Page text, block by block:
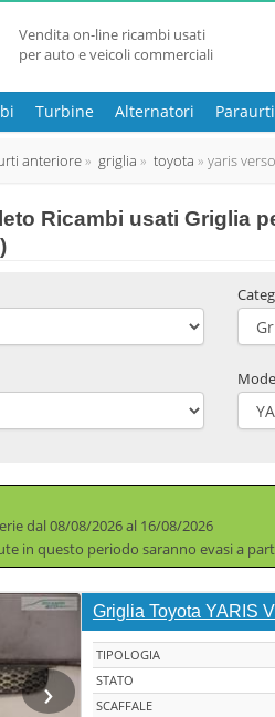
Vendita on-line ricambi usati
per auto e veicoli commerciali
Turbine Alternatori Paraurti
anteriore griglia toyota yaris
Ricambi usati Griglia
dal 08/08/2026 al 16/08/2026
in questo periodo saranno evasi a
›
Griglia Toyota YARIS
TIPOLOGIA
STATO
SCAFFALE